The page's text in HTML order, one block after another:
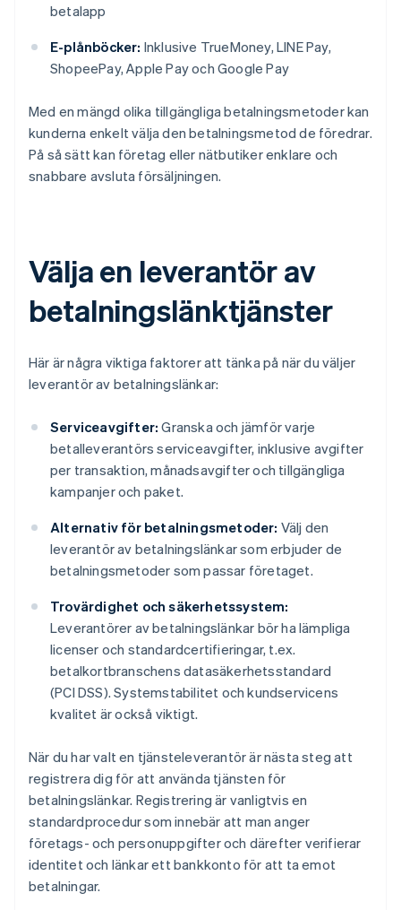
betalapp
E-plånböcker: Inklusive TrueMoney, LINE Pay,
ShopeePay, Apple Pay och Google Pay
Med en mängd olika tillgängliga betalningsmetoder kan
kunderna enkelt välja den betalningsmetod de föredrar.
På så sätt kan företag eller nätbutiker enklare och
snabbare avsluta försäljningen.
Välja en leverantör av
betalningslänktjänster
Här är några viktiga faktorer att tänka på när du väljer
leverantör av betalningslänkar:
Serviceavgifter: Granska och jämför varje
betalleverantörs serviceavgifter, inklusive avgifter
per transaktion, månadsavgifter och tillgängliga
kampanjer och paket.
Alternativ för betalningsmetoder: Välj den
leverantör av betalningslänkar som erbjuder de
betalningsmetoder som passar företaget.
Trovärdighet och säkerhetssystem:
Leverantörer av betalningslänkar bör ha lämpliga
licenser och standardcertifieringar, t.ex.
betalkortbranschens datasäkerhetsstandard
(PCI DSS). Systemstabilitet och kundservicens
kvalitet är också viktigt.
När du har valt en tjänsteleverantör är nästa steg att
registrera dig för att använda tjänsten för
betalningslänkar. Registrering är vanligtvis en
standardprocedur som innebär att man anger
företags- och personuppgifter och därefter verifierar
identitet och länkar ett bankkonto för att ta emot
betalningar.